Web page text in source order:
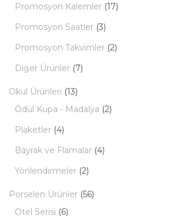
Promosyon Kalemler (17)
Promosyon Saatler (3)
Promosyon Takvimler (2)
Diğer Ürünler (7)
Okul Ürünleri (13)
Ödül Kupa - Madalya (2)
Plaketler (4)
Bayrak ve Flamalar (4)
Yönlendirmeler (2)
Porselen Ürünler (56)
Otel Serisi (6)